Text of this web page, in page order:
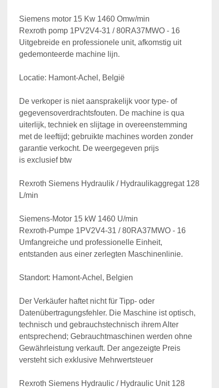
Siemens motor 15 Kw 1460 Omw/min
Rexroth pomp 1PV2V4-31 / 80RA37MWO - 16
Uitgebreide en professionele unit, afkomstig uit
gedemonteerde machine lijn.
Locatie: Hamont-Achel, België
De verkoper is niet aansprakelijk voor type- of
gegevensoverdrachtsfouten. De machine is qua
uiterlijk, techniek en slijtage in overeenstemming
met de leeftijd; gebruikte machines worden zonder
garantie verkocht. De weergegeven prijs
is exclusief btw
Rexroth Siemens Hydraulik / Hydraulikaggregat 128
L/min
Siemens-Motor 15 kW 1460 U/min
Rexroth-Pumpe 1PV2V4-31 / 80RA37MWO - 16
Umfangreiche und professionelle Einheit,
entstanden aus einer zerlegten Maschinenlinie.
Standort: Hamont-Achel, Belgien
Der Verkäufer haftet nicht für Tipp- oder
Datenübertragungsfehler. Die Maschine ist optisch,
technisch und gebrauchstechnisch ihrem Alter
entsprechend; Gebrauchtmaschinen werden ohne
Gewährleistung verkauft. Der angezeigte Preis
versteht sich exklusive Mehrwertsteuer
Rexroth Siemens Hydraulic / Hydraulic Unit 128